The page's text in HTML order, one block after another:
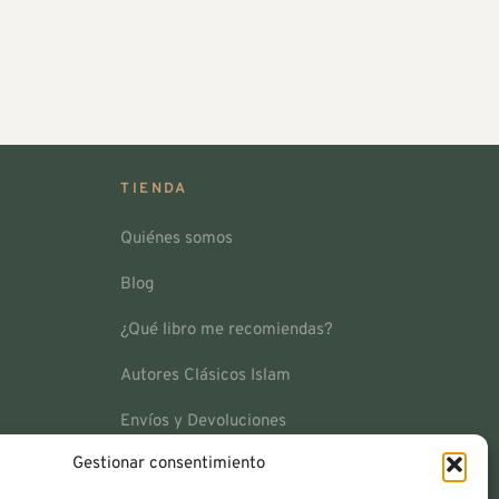
Gestionar consentimiento
TIENDA
Quiénes somos
Blog
¿Qué libro me recomiendas?
Autores Clásicos Islam
Envíos y Devoluciones
Contacto